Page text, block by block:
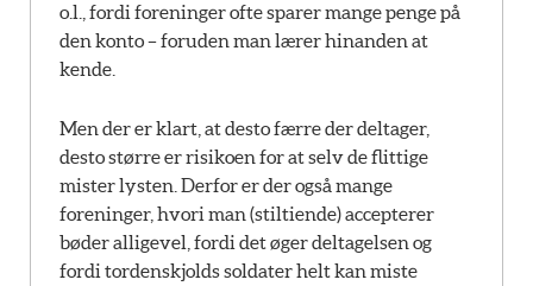
o.l., fordi foreninger ofte sparer mange penge på
den konto – foruden man lærer hinanden at
kende.
Men der er klart, at desto færre der deltager,
desto større er risikoen for at selv de flittige
mister lysten. Derfor er der også mange
foreninger, hvori man (stiltiende) accepterer
bøder alligevel, fordi det øger deltagelsen og
fordi tordenskjolds soldater helt kan miste